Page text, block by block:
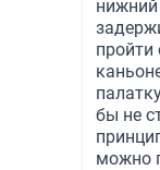
бы не
можно